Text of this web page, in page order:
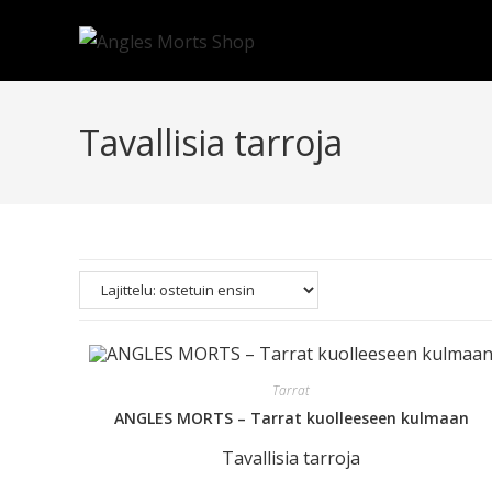
Tavallisia tarroja
Tarrat
ANGLES MORTS – Tarrat kuolleeseen kulmaan
Tavallisia tarroja